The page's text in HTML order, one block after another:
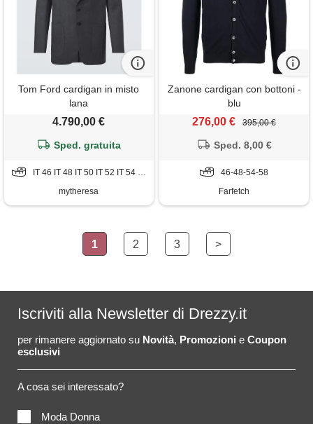
Tom Ford cardigan in misto
lana
4.790,00 €
Sped. gratuita
IT 46 IT 48 IT 50 IT 52 IT 54 IT 56 IT 58
mytheresa
Zanone cardigan con bottoni -
blu
276,00 € 395,00 €
Sped. 8,00 €
46-48-54-58
Farfetch
1 2 3 >
Iscriviti alla Newsletter di Drezzy.it
per rimanere aggiornato su Novità, Promozioni e Coupon
esclusivi
A cosa sei interessato?
Moda Donna